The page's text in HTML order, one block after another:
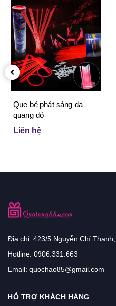
Que bẻ phát sáng dạ
quang đỏ
Liên hệ
Địa chỉ: 423/5 Nguyễn Chí
Hotline: 0906.331.663
Email: quochao85@gmail.com
HỖ TRỢ KHÁCH HÀNG